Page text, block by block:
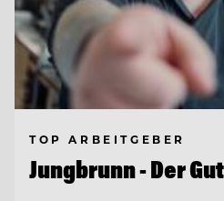
TOP ARBEITGEBER
Jungbrunn - Der